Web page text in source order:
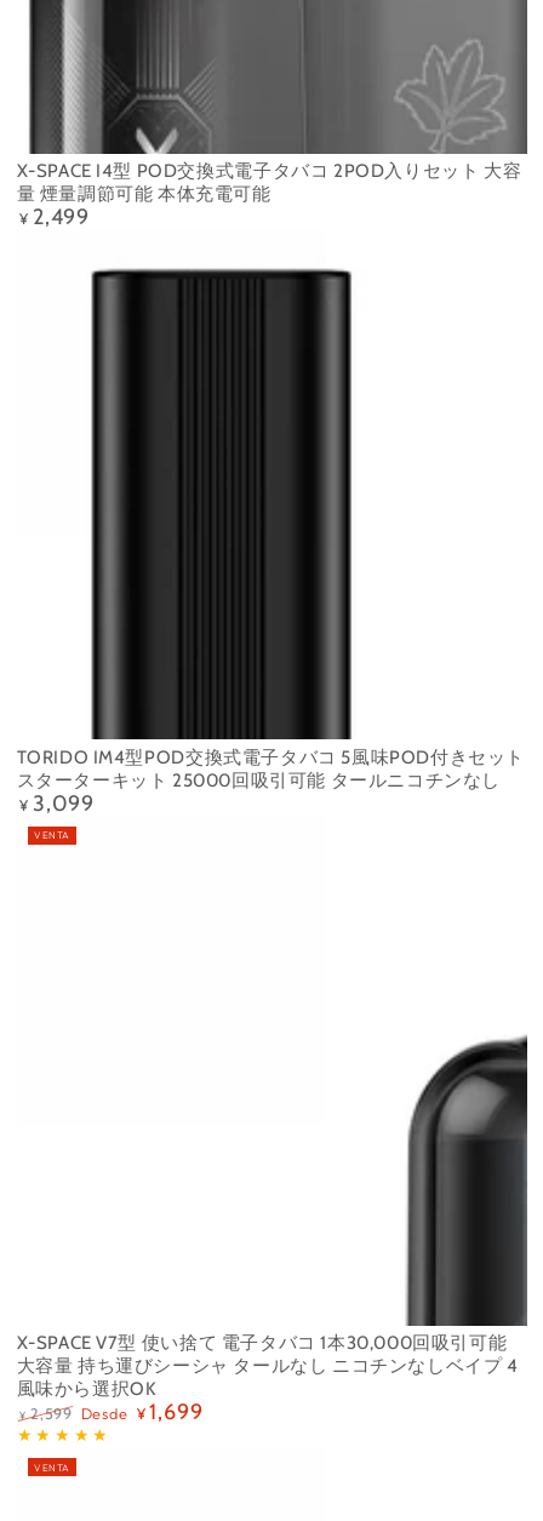
X-SPACE I4型 POD交換式電子タバコ 2POD入りセット 大容
量 煙量調節可能 本体充電可能
Precio
¥ 2,499
TORIDO IM4型POD交換式電子タバコ 5風味POD付きセット
スターターキット 25000回吸引可能 タールニコチンなし
Precio
regular
¥ 3,099
X-SPACE V7型 使い捨て 電子タバコ 1本30,000回吸引可能
大容量 持ち運びシーシャ タールなし ニコチンなしベイプ 4
風味から選択OK
Precio
regular
¥ 2,599
Precio
Desde ¥ 1,699
VENTA
VENTA